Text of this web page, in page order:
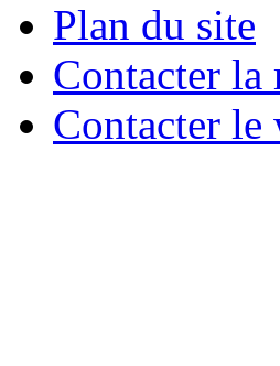
Plan du site
Contacter la
Contacter le